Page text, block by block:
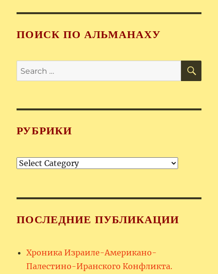
ПОИСК ПО АЛЬМАНАХУ
Search
for:
РУБРИКИ
Рубрики
ПОСЛЕДНИЕ ПУБЛИКАЦИИ
Хроника Израиле-Американо-
Палестино-Иранского Конфликта.